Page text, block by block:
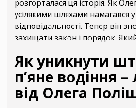
розгорталася ця історія. Як
усілякими шляхами намагався
відповідальності. Тепер він
захищати закон і порядок.
Як уникнути
п’яне водіння
від Олега